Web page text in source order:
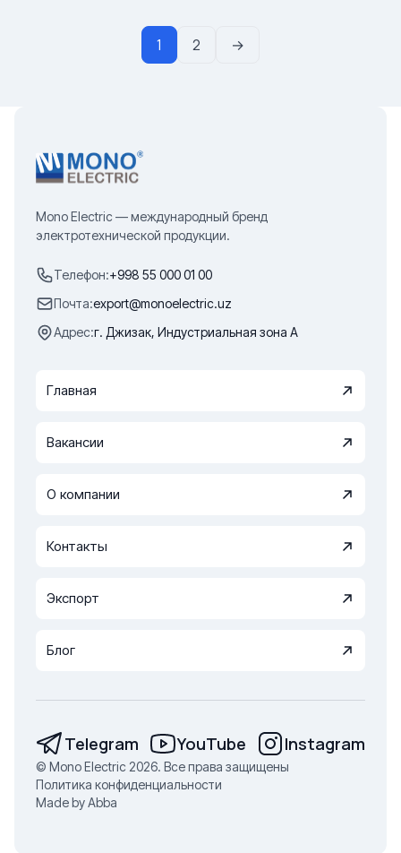
1 2 →
Mono Electric — международный бренд
электротехнической продукции.
Телефон:+998 55 000 01 00
Почта:export@monoelectric.uz
Адрес:г. Джизак, Индустриальная зона А
Главная
Вакансии
О компании
Контакты
Экспорт
Блог
Telegram YouTube Instagram
© Mono Electric 2026. Все права защищены
Политика конфиденциальности
Made by Abba